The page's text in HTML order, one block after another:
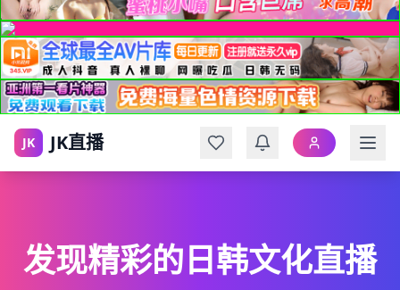
JK JK直播
发现精彩的日韩文化直播